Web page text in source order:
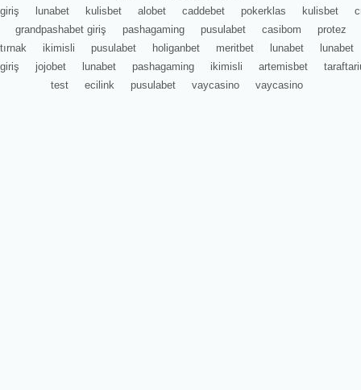
giriş
lunabet kulisbet alobet caddebet pokerklas kulisbet
grandpashabet giriş
pashagaming pusulabet casibom
protez
tırnak
ikimisli pusulabet holiganbet meritbet lunabet
lunabet
giriş
jojobet lunabet pashagaming ikimisli artemisbet
test
ecilink pusulabet vaycasino vaycasino